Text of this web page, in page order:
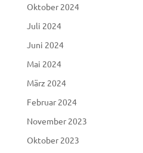
Oktober 2024
Juli 2024
Juni 2024
Mai 2024
März 2024
Februar 2024
November 2023
Oktober 2023